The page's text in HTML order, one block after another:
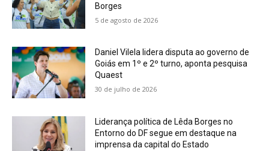
Borges
5 de agosto de 2026
Daniel Vilela lidera disputa ao governo de
Goiás em 1º e 2º turno, aponta pesquisa
Quaest
30 de julho de 2026
Liderança política de Lêda Borges no
Entorno do DF segue em destaque na
imprensa da capital do Estado